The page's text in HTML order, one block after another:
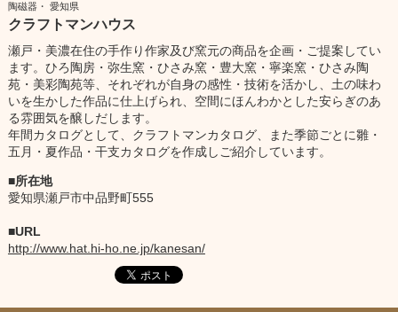
陶磁器・ 愛知県
クラフトマンハウス
瀬戸・美濃在住の手作り作家及び窯元の商品を企画・ご提案してい
ます。ひろ陶房・弥生窯・ひさみ窯・豊大窯・寧楽窯・ひさみ陶
苑・美彩陶苑等、それぞれが自身の感性・技術を活かし、土の味わ
いを生かした作品に仕上げられ、空間にほんわかとした安らぎのあ
る雰囲気を醸しだします。
年間カタログとして、クラフトマンカタログ、また季節ごとに雛・
五月・夏作品・干支カタログを作成しご紹介しています。
所在地
愛知県瀬戸市中品野町555
URL
http://www.hat.hi-ho.ne.jp/kanesan/